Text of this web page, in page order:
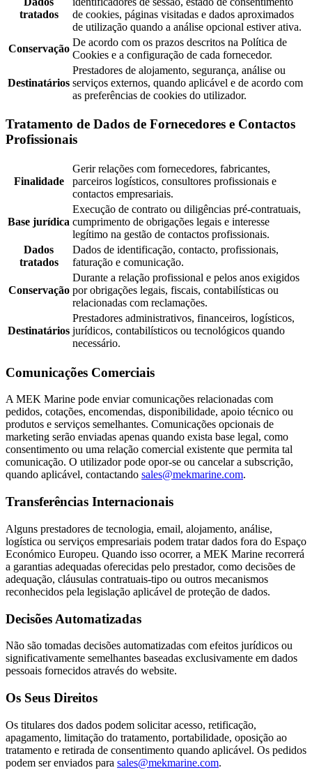
tratados
de cookies, páginas visitadas e dados aproximados
de utilização quando a análise opcional estiver ativa.
Conservação
De acordo com os prazos descritos na Política de
Cookies e a configuração de cada fornecedor.
Destinatários
Prestadores de alojamento, segurança, análise ou
serviços externos, quando aplicável e de acordo com
as preferências de cookies do utilizador.
Tratamento de Dados de Fornecedores e Contactos
Profissionais
Finalidade
Gerir relações com fornecedores, fabricantes,
parceiros logísticos, consultores profissionais e
contactos empresariais.
Base jurídica
Execução de contrato ou diligências pré-contratuais,
cumprimento de obrigações legais e interesse
legítimo na gestão de contactos profissionais.
Dados
tratados
Dados de identificação, contacto, profissionais,
faturação e comunicação.
Conservação
Durante a relação profissional e pelos anos exigidos
por obrigações legais, fiscais, contabilísticas ou
relacionadas com reclamações.
Destinatários
Prestadores administrativos, financeiros, logísticos,
jurídicos, contabilísticos ou tecnológicos quando
necessário.
Comunicações Comerciais
A MEK Marine pode enviar comunicações relacionadas com
pedidos, cotações, encomendas, disponibilidade, apoio técnico ou
produtos e serviços semelhantes. Comunicações opcionais de
marketing serão enviadas apenas quando exista base legal, como
consentimento ou uma relação comercial existente que permita tal
comunicação. O utilizador pode opor-se ou cancelar a subscrição,
quando aplicável, contactando sales@mekmarine.com.
Transferências Internacionais
Alguns prestadores de tecnologia, email, alojamento, análise,
logística ou serviços empresariais podem tratar dados fora do Espaço
Económico Europeu. Quando isso ocorrer, a MEK Marine recorrerá
a garantias adequadas oferecidas pelo prestador, como decisões de
adequação, cláusulas contratuais-tipo ou outros mecanismos
reconhecidos pela legislação aplicável de proteção de dados.
Decisões Automatizadas
Não são tomadas decisões automatizadas com efeitos jurídicos ou
significativamente semelhantes baseadas exclusivamente em dados
pessoais fornecidos através do website.
Os Seus Direitos
Os titulares dos dados podem solicitar acesso, retificação,
apagamento, limitação do tratamento, portabilidade, oposição ao
tratamento e retirada de consentimento quando aplicável. Os pedidos
podem ser enviados para sales@mekmarine.com.